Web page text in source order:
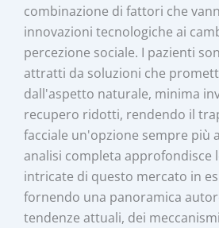
combinazione di fattori che
innovazioni tecnologiche ai
percezione sociale. I pazienti
attratti da soluzioni che
dall'aspetto naturale, minima
recupero ridotti, rendendo il
facciale un'opzione sempre più
analisi completa approfondisce
intricate di questo mercato in
fornendo una panoramica
tendenze attuali, dei